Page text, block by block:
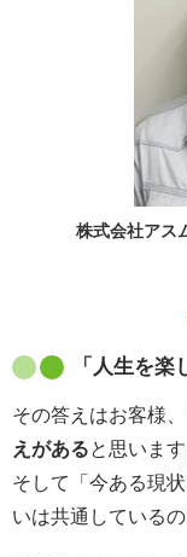
株式会社アス
「人生を楽
その答えはお客様
えがあると思います
そして「今ある現
いは共通している